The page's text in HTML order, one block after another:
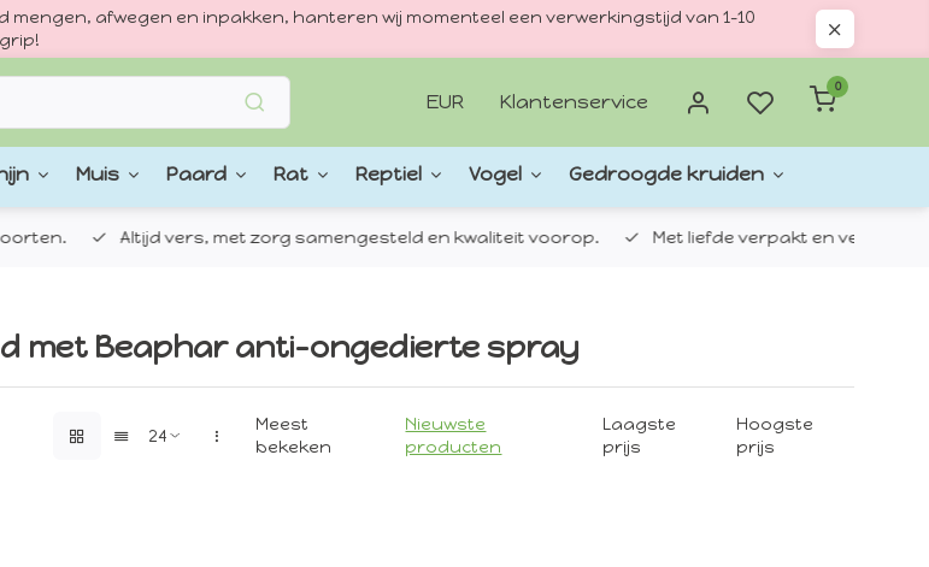
afwegen en inpakken, hanteren wij momenteel een verwerkingstijd van 1–10
EUR Klantenservice
0
Muis Paard Rat Reptiel Vogel Gedroogde kruiden
Altijd vers, met zorg samengesteld en kwaliteit voorop. Met liefde verpakt en verzonden.
met Beaphar anti-ongedierte spray
Meest
bekeken
Nieuwste
producten
Laagste
prijs
Hoogste
prijs